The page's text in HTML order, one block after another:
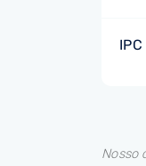
Nosso